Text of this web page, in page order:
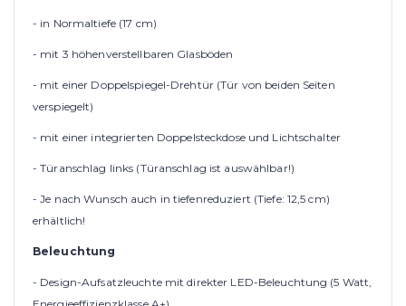
- in Normaltiefe (17 cm)
- mit 3 höhenverstellbaren Glasböden
- mit einer Doppelspiegel-Drehtür (Tür von beiden Seiten
verspiegelt)
- mit einer integrierten Doppelsteckdose und Lichtschalter
- Türanschlag links (Türanschlag ist auswählbar!)
- Je nach Wunsch auch in tiefenreduziert (Tiefe: 12,5 cm)
erhältlich!
Beleuchtung
- Design-Aufsatzleuchte mit direkter LED-Beleuchtung (5 Watt,